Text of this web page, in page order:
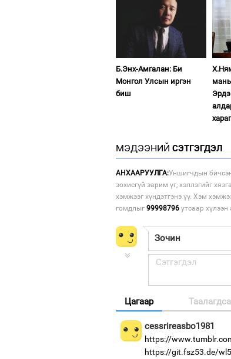
Б.Энх-Амгалан: Би
Монгол Улсын иргэн
биш
МЭДЭЭНИЙ СЭТГЭГДЭЛ
АНХААРУУЛГА:Уншигчдын
зохисгүй зарим үг, хэллэгийг
хэмжээг хүндэтгэнэ үү. Хэм
гомдлыг 99998796 утсаар хүлээн
Цагаар
cessrireasbo1981
https://
https://git.fsz53.de/